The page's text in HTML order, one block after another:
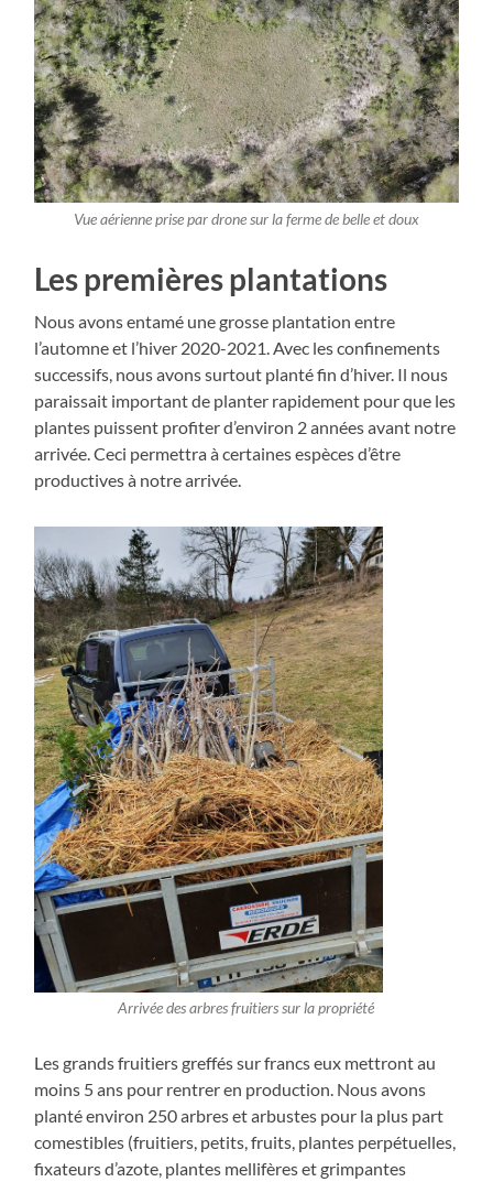
Vue aérienne prise par drone sur la ferme de belle et doux
Les premières plantations
Nous avons entamé une grosse plantation entre
l’automne et l’hiver 2020-2021. Avec les confinements
successifs, nous avons surtout planté fin d’hiver. Il nous
paraissait important de planter rapidement pour que les
plantes puissent profiter d’environ 2 années avant notre
arrivée. Ceci permettra à certaines espèces d’être
productives à notre arrivée.
Arrivée des arbres fruitiers sur la propriété
Les grands fruitiers greffés sur francs eux mettront au
moins 5 ans pour rentrer en production. Nous avons
planté environ 250 arbres et arbustes pour la plus part
comestibles (fruitiers, petits, fruits, plantes perpétuelles,
fixateurs d’azote, plantes mellifères et grimpantes